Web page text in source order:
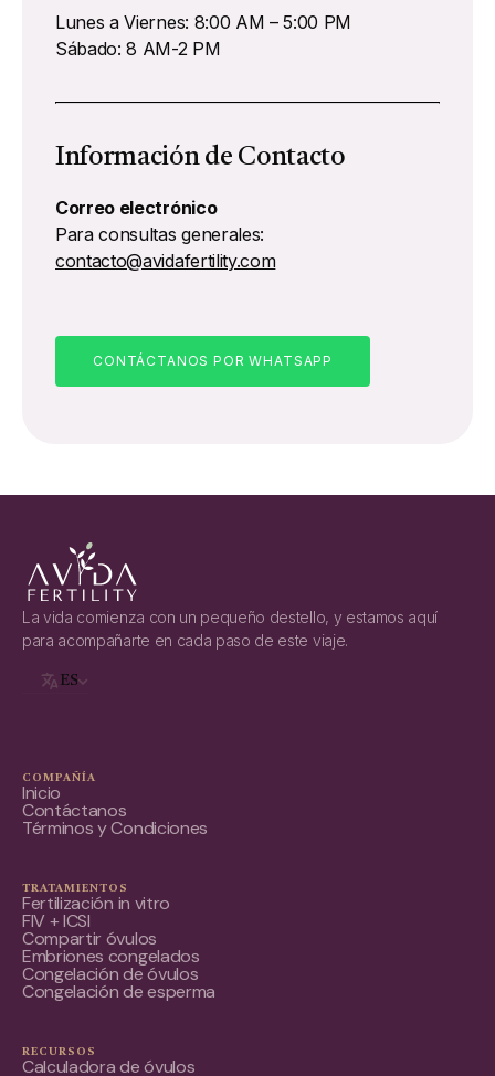
Lunes a Viernes: 8:00 AM – 5:00 PM
Sábado: 8 AM-2 PM
Información de Contacto
Correo electrónico
Para consultas generales:
contacto@avidafertility.com
CONTÁCTANOS POR WHATSAPP
La vida comienza con un pequeño destello, y estamos aquí
para acompañarte en cada paso de este viaje.
ES
COMPAÑÍA
Inicio
Contáctanos
Términos y Condiciones
TRATAMIENTOS
Fertilización in vitro
FIV + ICSI
Compartir óvulos
Embriones congelados
Congelación de óvulos
Congelación de esperma
RECURSOS
Calculadora de óvulos